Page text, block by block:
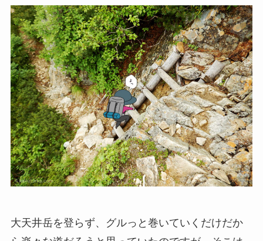
大天井岳を登らず、グルっと巻いていくだけだか